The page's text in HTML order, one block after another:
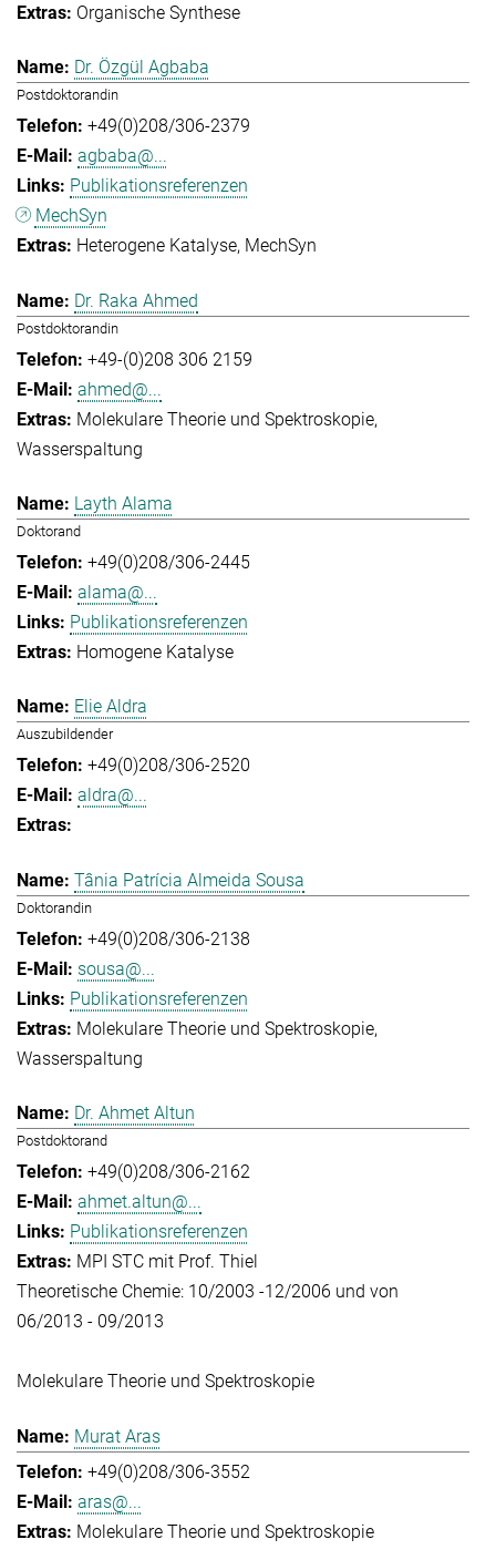
Organische Synthese
Dr. Özgül Agbaba
Postdoktorandin
+49(0)208/306-2379
agbaba@...
Publikationsreferenzen
MechSyn
Heterogene Katalyse MechSyn
Dr. Raka Ahmed
Postdoktorandin
+49-(0)208 306 2159
ahmed@...
Molekulare Theorie und Spektroskopie
Wasserspaltung
Layth Alama
Doktorand
+49(0)208/306-2445
alama@...
Publikationsreferenzen
Homogene Katalyse
Elie Aldra
Auszubildender
+49(0)208/306-2520
aldra@...
Tânia Patrícia Almeida Sousa
Doktorandin
+49(0)208/306-2138
sousa@...
Publikationsreferenzen
Molekulare Theorie und Spektroskopie
Wasserspaltung
Dr. Ahmet Altun
Postdoktorand
+49(0)208/306-2162
ahmet.altun@...
Publikationsreferenzen
MPI STC mit Prof. Thiel
Theoretische Chemie: 10/2003 -12/2006 und von
06/2013 - 09/2013
Molekulare Theorie und Spektroskopie
Murat Aras
+49(0)208/306-3552
aras@...
Molekulare Theorie und Spektroskopie